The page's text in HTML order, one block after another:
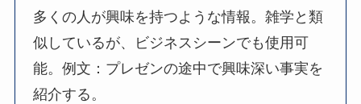
多くの人が興味を持つような情報。雑学と類
似しているが、ビジネスシーンでも使用可
能。例文：プレゼンの途中で興味深い事実を
紹介する。